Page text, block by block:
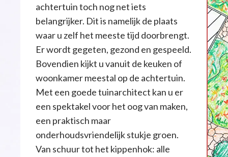
achtertuin toch nog net iets
belangrijker. Dit is namelijk de plaats
waar u zelf het meeste tijd doorbrengt.
Er wordt gegeten, gezond en gespeeld.
Bovendien kijkt u vanuit de keuken of
woonkamer meestal op de achtertuin.
Met een goede tuinarchitect kan u er
een spektakel voor het oog van maken,
een praktisch maar
onderhoudsvriendelijk stukje groen.
Van schuur tot het kippenhok: alle